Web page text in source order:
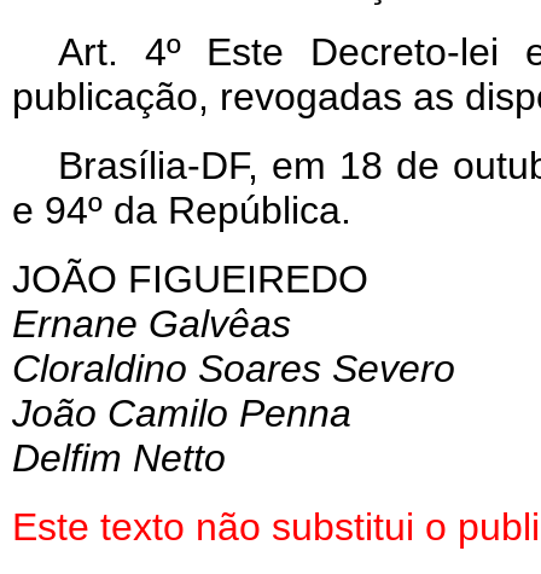
Art. 4º Este Decreto-lei
publicação, revogadas as
Brasília-DF, em 18 de
e 94º da República.
JOÃO FIGUEIREDO
Ernane Galvêas
Cloraldino Soares Severo
João Camilo Penna
Delfim Netto
Este texto não substitui o